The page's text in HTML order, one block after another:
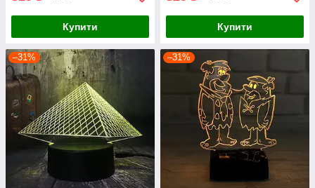
Купити Купити
–31% –31%